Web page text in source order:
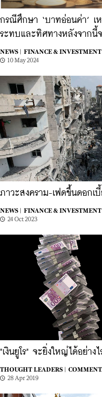
กรณีศึกษา ‘บาทอ่อนค่า’ เ
ระทบและทิศทางหลังจากนี้จ
NEWS |
FINANCE & INVESTMENT
10 May 2024
ภาวะสงคราม-เฟดขึ้นดอกเ
NEWS |
FINANCE & INVESTMENT
24 Oct 2023
"เงินยูโร" จะยิ่งใหญ่ได้อย่างไ
THOUGHT LEADERS |
28 Apr 2019